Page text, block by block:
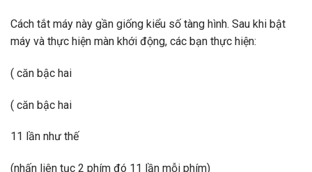
Cách tắt máy này gần giống kiểu số tàng hình. Sau khi bật
máy và thực hiện màn khới động, các bạn thực hiện:
( căn bậc hai
( căn bậc hai
11 lần như thế
(nhấn liên tục 2 phím đó 11 lần mỗi phím)